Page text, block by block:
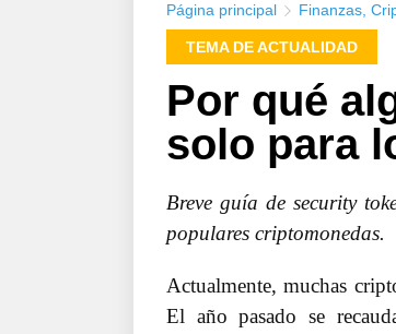
Página principal Finanzas
TEMA DE ACTUALIDAD
Por qué
solo para
Breve guía de security
populares criptomonedas.
Actualmente, muchas
El año pasado se